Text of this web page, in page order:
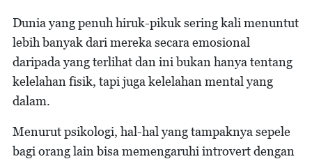
Dunia yang penuh hiruk-pikuk sering kali menuntut
lebih banyak dari mereka secara emosional
daripada yang terlihat dan ini bukan hanya tentang
kelelahan fisik, tapi juga kelelahan mental yang
dalam.
Menurut psikologi, hal-hal yang tampaknya sepele
bagi orang lain bisa memengaruhi introvert dengan